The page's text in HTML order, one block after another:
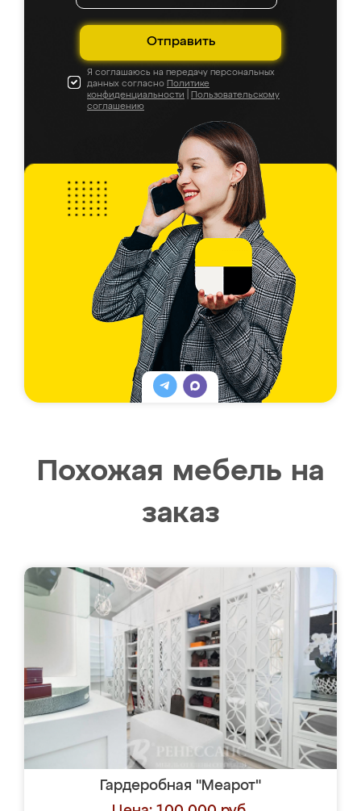
Отправить
Я соглашаюсь на передачу персональных
данных согласно Политике
конфиденциальности
Пользовательскому
соглашению
Похожая мебель на
заказ
Гардеробная "Меарот"